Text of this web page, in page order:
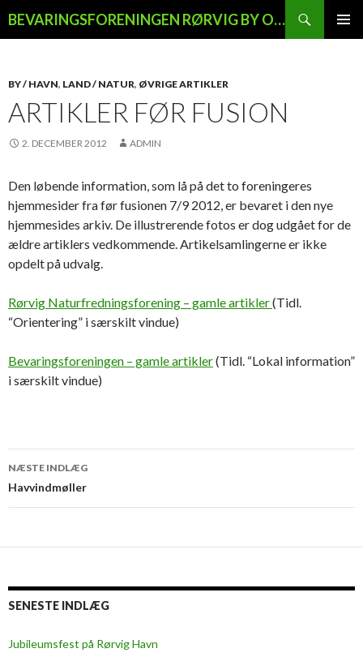
BEVARINGSFORENINGEN RØRVIG BY OG LAND
BY / HAVN, LAND / NATUR, ØVRIGE ARTIKLER
ARTIKLER FØR FUSION
2. DECEMBER 2012 ADMIN
Den løbende information, som lå på det to foreningeres
hjemmesider fra før fusionen 7/9 2012, er bevaret i den nye
hjemmesides arkiv. De illustrerende fotos er dog udgået for de
ældre artiklers vedkommende. Artikelsamlingerne er ikke
opdelt på udvalg.
Rørvig Naturfredningsforening – gamle artikler(Tidl.
“Orientering” i særskilt vindue)
Bevaringsforeningen – gamle artikler(Tidl. “Lokal information”
i særskilt vindue)
Indlægsnavigation
NÆSTE INDLÆG
Havvindmøller
SENESTE INDLÆG
Jubileumsfest på Rørvig Havn